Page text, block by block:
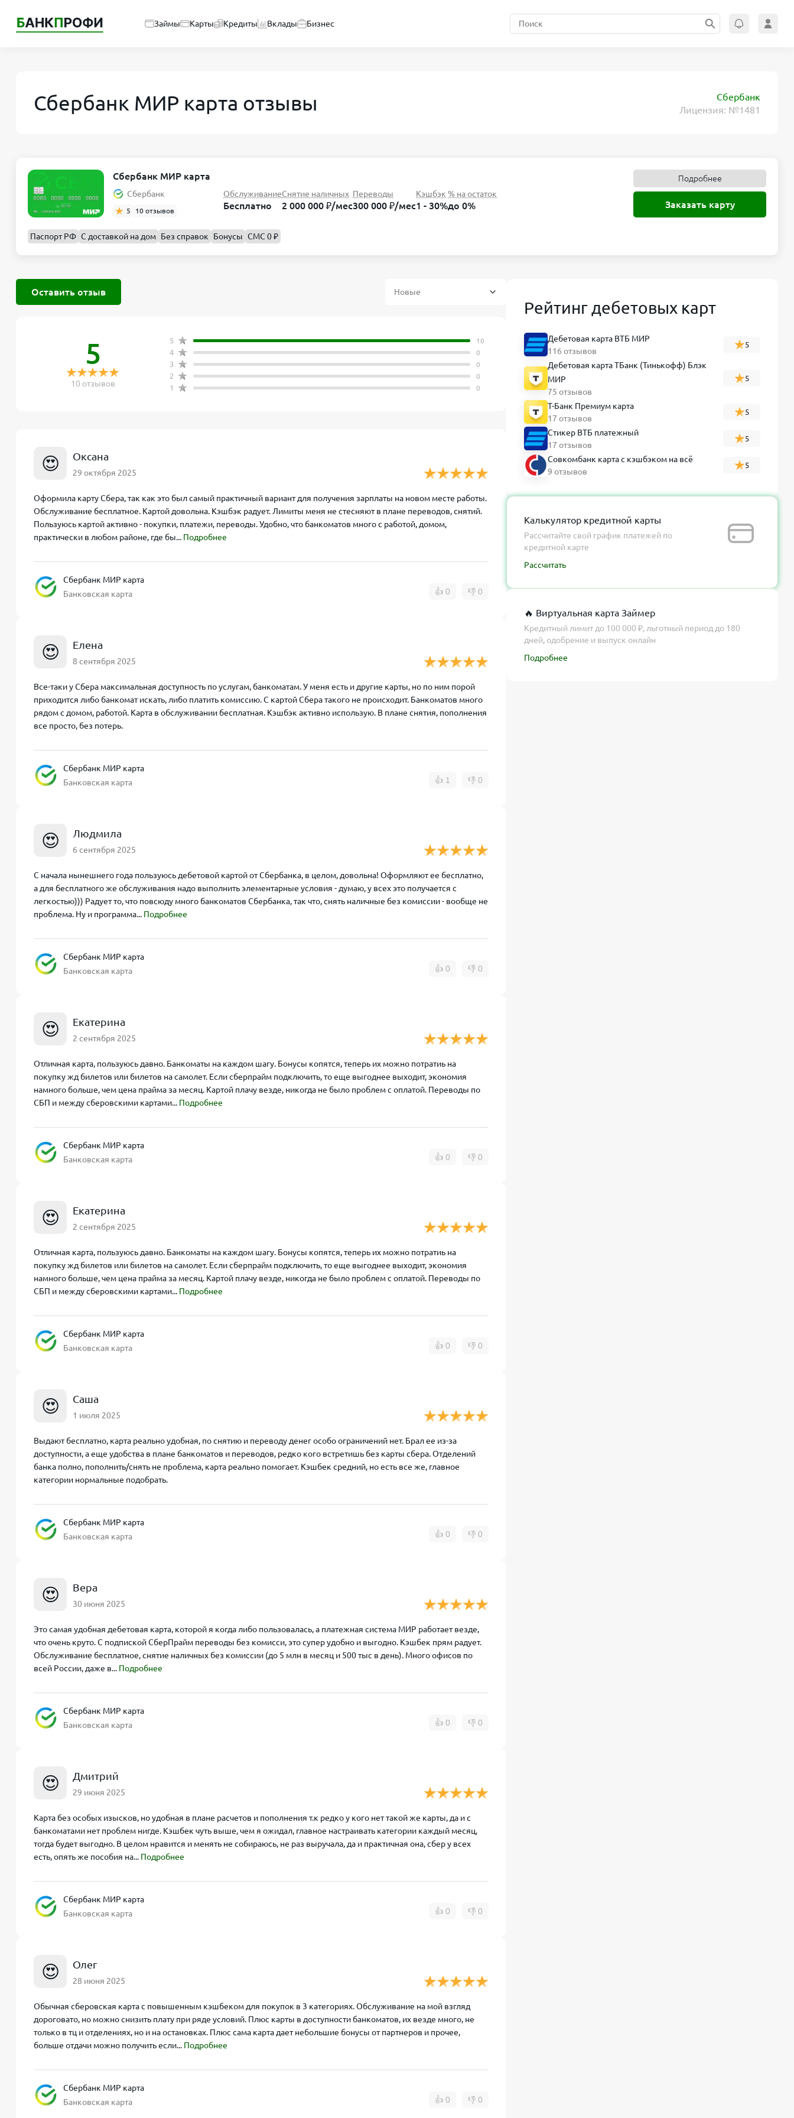
Займы Карты Кредиты Вклады Бизнес
Сбербанк МИР карта отзывы
Сбербанк
Лицензия: №1481
Сбербанк МИР карта
Сбербанк
5 10 отзывов
Обслуживание
Бесплатно
Снятие наличных
2 000 000 ₽/мес
Переводы
300 000 ₽/мес
Кэшбэк
1 - 30%
% на остаток
до 0%
Паспорт РФ С доставкой на дом Без справок Бонусы СМС 0 ₽
Подробнее
Заказать карту
Оставить отзыв
5
10 отзывов 1 0
2 0
3 0
4 0
5 10
😍 Оксана
29 октября 2025
Оформила карту Сбера, так как это был самый практичный вариант для получения зарплаты на новом месте работы.
Обслуживание бесплатное. Картой довольна. Кэшбэк радует. Лимиты меня не стесняют в плане переводов, снятий.
Пользуюсь картой активно - покупки, платежи, переводы. Удобно, что банкоматов много с работой, домом,
практически в любом районе, где бы... Подробнее
Сбербанк МИР карта
Банковская карта
👍 0 👎 0
😍 Елена
8 сентября 2025
Все-таки у Сбера максимальная доступность по услугам, банкоматам. У меня есть и другие карты, но по ним порой
приходится либо банкомат искать, либо платить комиссию. С картой Сбера такого не происходит. Банкоматов много
рядом с домом, работой. Карта в обслуживании бесплатная. Кэшбэк активно использую. В плане снятия, пополнения
все просто, без потерь.
Сбербанк МИР карта
Банковская карта
👍 1 👎 0
😍 Людмила
6 сентября 2025
С начала нынешнего года пользуюсь дебетовой картой от Сбербанка, в целом, довольна! Оформляют ее бесплатно,
а для бесплатного же обслуживания надо выполнить элементарные условия - думаю, у всех это получается с
легкостью))) Радует то, что повсюду много банкоматов Сбербанка, так что, снять наличные без комиссии - вообще не
проблема. Ну и программа... Подробнее
Сбербанк МИР карта
Банковская карта
👍 0 👎 0
😍 Екатерина
2 сентября 2025
Отличная карта, пользуюсь давно. Банкоматы на каждом шагу. Бонусы копятся, теперь их можно потратиь на
покупку жд билетов или билетов на самолет. Если сберпрайм подключить, то еще выгоднее выходит, экономия
намного больше, чем цена прайма за месяц. Картой плачу везде, никогда не было проблем с оплатой. Переводы по
СБП и между сберовскими картами... Подробнее
Сбербанк МИР карта
Банковская карта
👍 0 👎 0
😍 Екатерина
2 сентября 2025
Отличная карта, пользуюсь давно. Банкоматы на каждом шагу. Бонусы копятся, теперь их можно потратиь на
покупку жд билетов или билетов на самолет. Если сберпрайм подключить, то еще выгоднее выходит, экономия
намного больше, чем цена прайма за месяц. Картой плачу везде, никогда не было проблем с оплатой. Переводы по
СБП и между сберовскими картами... Подробнее
Сбербанк МИР карта
Банковская карта
👍 0 👎 0
😍 Саша
1 июля 2025
Выдают бесплатно, карта реально удобная, по снятию и переводу денег особо ограничений нет. Брал ее из-за
доступности, а еще удобства в плане банкоматов и переводов, редко кого встретишь без карты сбера. Отделений
банка полно, пополнить/снять не проблема, карта реально помогает. Кэшбек средний, но есть все же, главное
категории нормальные подобрать.
Сбербанк МИР карта
Банковская карта
👍 0 👎 0
😍 Вера
30 июня 2025
Это самая удобная дебетовая карта, которой я когда либо пользовалась, а платежная система МИР работает везде,
что очень круто. С подпиской СберПрайм переводы без комисси, это супер удобно и выгодно. Кэшбек прям радует.
Обслуживание бесплатное, снятие наличных без комиссии (до 5 млн в месяц и 500 тыс в день). Много офисов по
всей России, даже в... Подробнее
Сбербанк МИР карта
Банковская карта
👍 0 👎 0
😍 Дмитрий
29 июня 2025
Карта без особых изысков, но удобная в плане расчетов и пополнения т.к редко у кого нет такой же карты, да и с
банкоматами нет проблем нигде. Кэшбек чуть выше, чем я ожидал, главное настраивать категории каждый месяц,
тогда будет выгодно. В целом нравится и менять не собираюсь, не раз выручала, да и практичная она, сбер у всех
есть, опять же пособия на... Подробнее
Сбербанк МИР карта
Банковская карта
👍 0 👎 0
😍 Олег
28 июня 2025
Обычная сберовская карта с повышенным кэшбеком для покупок в 3 категориях. Обслуживание на мой взгляд
дороговато, но можно снизить плату при ряде условий. Плюс карты в доступности банкоматов, их везде много, не
только в тц и отделениях, но и на остановках. Плюс сама карта дает небольшие бонусы от партнеров и прочее,
больше отдачи можно получить если... Подробнее
Сбербанк МИР карта
Банковская карта
👍 0 👎 0
Рейтинг дебетовых карт
Дебетовая карта ВТБ МИР
116 отзывов
5
Дебетовая карта ТБанк (Тинькофф) Блэк
МИР
75 отзывов
5
Т-Банк Премиум карта
17 отзывов
5
Стикер ВТБ платежный
17 отзывов
5
Совкомбанк карта с кэшбэком на всё
9 отзывов
5
Калькулятор кредитной карты
Рассчитайте свой график платежей по
кредитной карте
Рассчитать
🔥 Виртуальная карта Займер
Кредитный лимит до 100 000 ₽, льготный период до 180
дней, одобрение и выпуск онлайн
Подробнее